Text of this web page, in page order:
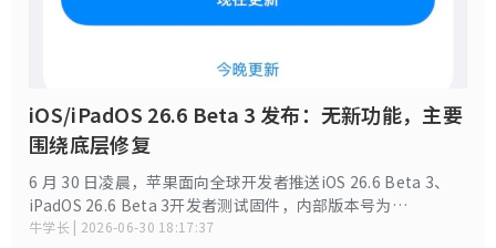
iOS/iPadOS 26.6 Beta 3 发布：无新功能，主要
围绕底层修复
6 月 30 日凌晨，苹果面向全球开发者推送iOS 26.6 Beta 3、
iPadOS 26.6 Beta 3开发者测试固件，内部版本号为
23G5052d，距离上一版 Beta 2 更新间隔 14 天，同步配套推
牛学长 | 2026-06-30 18:17:37